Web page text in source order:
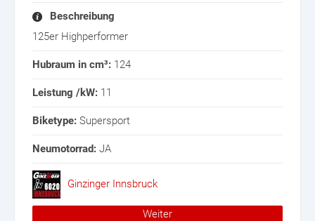
Beschreibung
125er Highperformer
Hubraum in cm³: 124
Leistung /kW: 11
Biketype: Supersport
Neumotorrad: JA
Ginzinger Innsbruck
Weiter